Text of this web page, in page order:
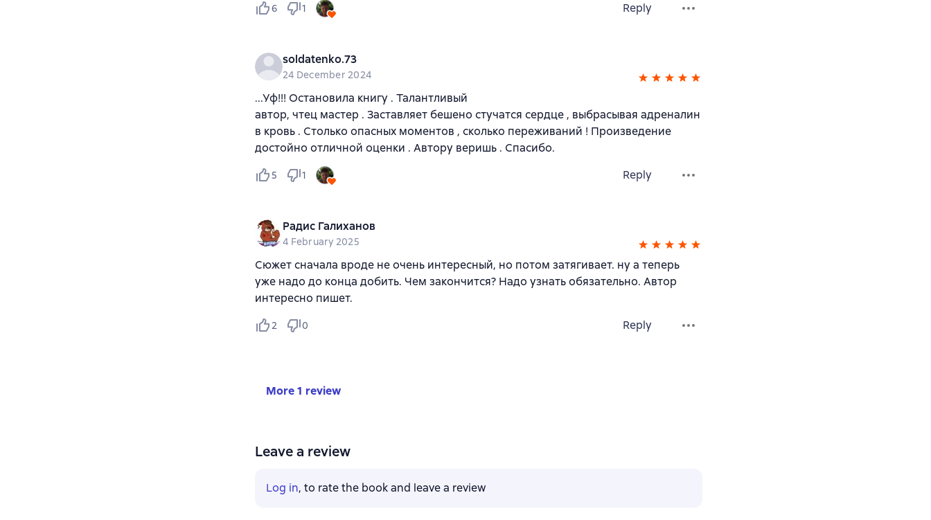
6 1 Reply
soldatenko.73
24 December 2024
...Уф!!! Остановила книгу . Талантливый
автор, чтец мастер . Заставляет бешено стучатся сердце , выбрасывая адреналин
в кровь . Столько опасных моментов , сколько переживаний ! Произведение
достойно отличной оценки . Автору веришь . Спасибо.
5 1 Reply
Радис Галиханов
4 February 2025
Сюжет сначала вроде не очень интересный, но потом затягивает. ну а теперь
уже надо до конца добить. Чем закончится? Надо узнать обязательно. Автор
интересно пишет.
2 0 Reply
More 1 review
Leave a review
Log in, to rate the book and leave a review